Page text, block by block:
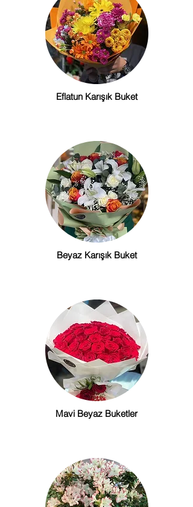
Eflatun Karışık Buket
Beyaz Karışık Buket
Mavi Beyaz Buketler